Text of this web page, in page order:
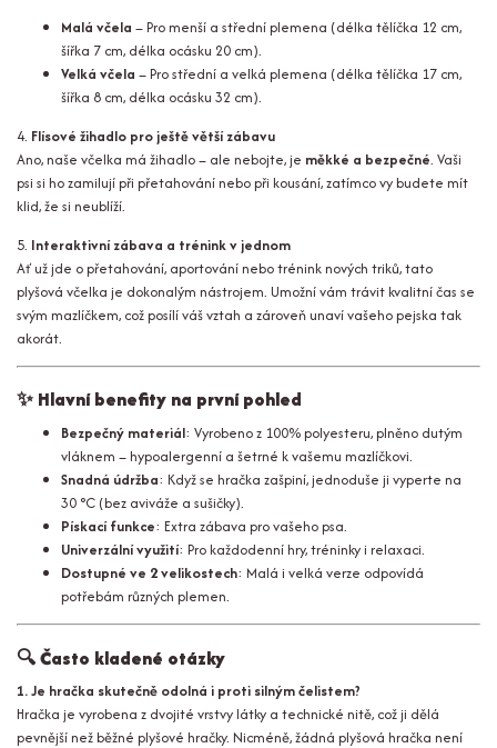
Malá včela – Pro menší a střední plemena (délka tělíčka 12 cm,
šířka 7 cm, délka ocásku 20 cm).
Velká včela – Pro střední a velká plemena (délka tělíčka 17 cm,
šířka 8 cm, délka ocásku 32 cm).
4. Flísové žihadlo pro ještě větší zábavu
Ano, naše včelka má žihadlo – ale nebojte, je měkké a bezpečné. Vaši
psi si ho zamilují při přetahování nebo při kousání, zatímco vy budete mít
klid, že si neublíží.
5. Interaktivní zábava a trénink v jednom
Ať už jde o přetahování, aportování nebo trénink nových triků, tato
plyšová včelka je dokonalým nástrojem. Umožní vám trávit kvalitní čas se
svým mazlíčkem, což posílí váš vztah a zároveň unaví vašeho pejska tak
akorát.
✨ Hlavní benefity na první pohled
Bezpečný materiál: Vyrobeno z 100% polyesteru, plněno dutým
vláknem – hypoalergenní a šetrné k vašemu mazlíčkovi.
Snadná údržba: Když se hračka zašpiní, jednoduše ji vyperte na
30 °C (bez aviváže a sušičky).
Pískací funkce: Extra zábava pro vašeho psa.
Univerzální využití: Pro každodenní hry, tréninky i relaxaci.
Dostupné ve 2 velikostech: Malá i velká verze odpovídá
potřebám různých plemen.
🔍Často kladené otázky
1. Je hračka skutečně odolná i proti silným čelistem?
Hračka je vyrobena z dvojité vrstvy látky a technické nitě, což ji dělá
pevnější než běžné plyšové hračky. Nicméně, žádná plyšová hračka není